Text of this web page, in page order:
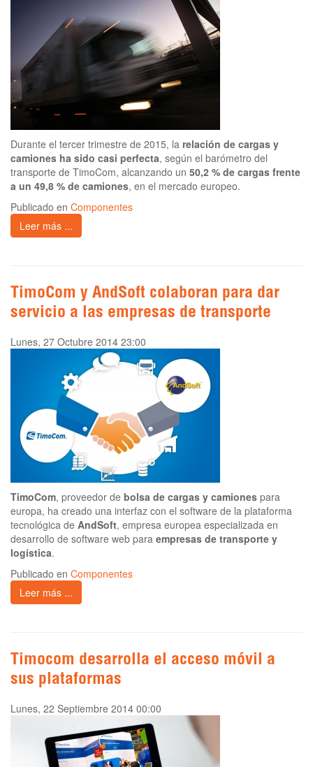
Durante el tercer trimestre de 2015, la relación de cargas y
camiones ha sido casi perfecta, según el barómetro del
transporte de TimoCom, alcanzando un 50,2 % de cargas frente
a un 49,8 % de camiones, en el mercado europeo.
Publicado en Componentes
Leer más ...
TimoCom y AndSoft colaboran para dar
servicio a las empresas de transporte
Lunes, 27 Octubre 2014 23:00
TimoCom, proveedor de bolsa de cargas y camiones para
europa, ha creado una interfaz con el software de la plataforma
tecnológica de AndSoft, empresa europea especializada en
desarrollo de software web para empresas de transporte y
logística.
Publicado en Componentes
Leer más ...
Timocom desarrolla el acceso móvil a
sus plataformas
Lunes, 22 Septiembre 2014 00:00